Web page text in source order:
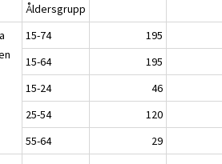
Åldersgrupp
15-74 195
15-64
195
15-24
46
25-54
120
55-64
29